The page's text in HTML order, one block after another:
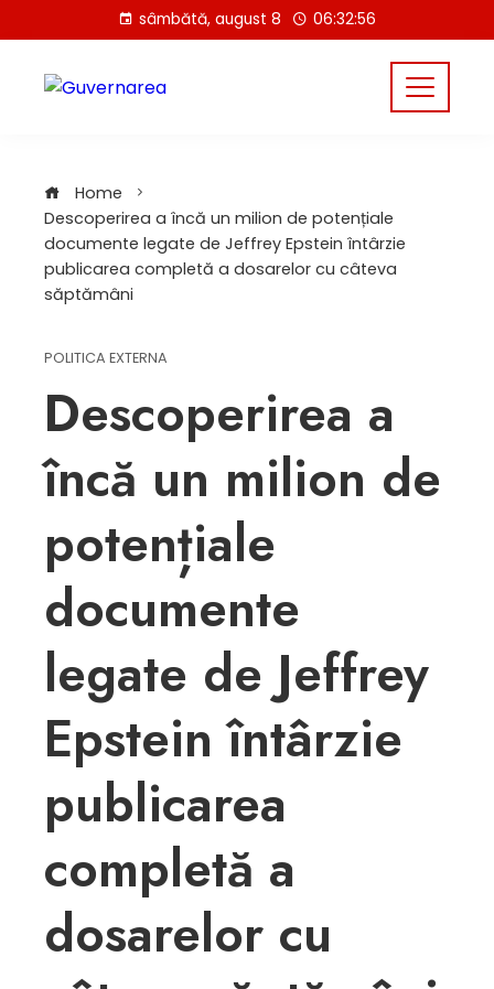
to
content
sâmbătă, august 8 06:32:57
Home
Descoperirea a încă un milion de potențiale
documente legate de Jeffrey Epstein întârzie
publicarea completă a dosarelor cu câteva
săptămâni
POLITICA EXTERNA
Descoperirea a
încă un milion de
potențiale
documente
legate de Jeffrey
Epstein întârzie
publicarea
completă a
dosarelor cu